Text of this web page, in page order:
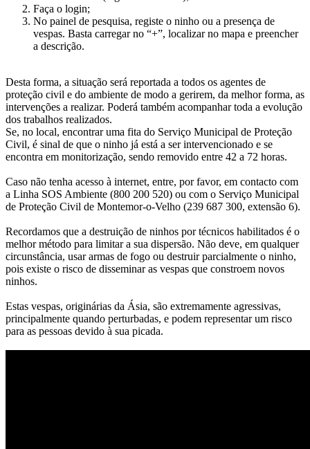
Faça o login;
No painel de pesquisa, registe o ninho ou a presença de
vespas. Basta carregar no “+”, localizar no mapa e preencher
a descrição.
Desta forma, a situação será reportada a todos os agentes de
proteção civil e do ambiente de modo a gerirem, da melhor forma, as
intervenções a realizar. Poderá também acompanhar toda a evolução
dos trabalhos realizados.
Se, no local, encontrar uma fita do Serviço Municipal de Proteção
Civil, é sinal de que o ninho já está a ser intervencionado e se
encontra em monitorização, sendo removido entre 42 a 72 horas.
Caso não tenha acesso à internet, entre, por favor, em contacto com
a Linha SOS Ambiente (800 200 520) ou com o Serviço Municipal
de Proteção Civil de Montemor-o-Velho (239 687 300, extensão 6).
Recordamos que a destruição de ninhos por técnicos habilitados é o
melhor método para limitar a sua dispersão. Não deve, em qualquer
circunstância, usar armas de fogo ou destruir parcialmente o ninho,
pois existe o risco de disseminar as vespas que constroem novos
ninhos.
Estas vespas, originárias da Ásia, são extremamente agressivas,
principalmente quando perturbadas, e podem representar um risco
para as pessoas devido à sua picada.